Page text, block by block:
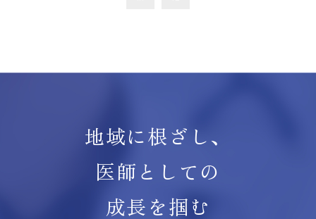
地域に根ざし、
医師としての
成長を掴む